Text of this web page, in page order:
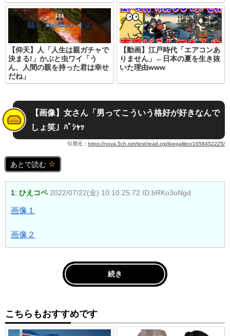
【仰天】人「人生は親ガチャで
決まる!」かぶと虫ワイ「う
ん、人間の親を持った君は幸せ
だね」
【動画】江戸時代「エアコンあ
りません」←日本の夏を生き抜
いた理由www
【画像】女さん「男ってこういう格好が好きなんで
しょ笑」ﾊﾟｼｬｯ
引用元： https://nova.5ch.net/test/read.cgi/livegalileo/1658452225/
あとで読む
1: ひえコペ 2022/07/22(金) 10:10:25.72 ID:bRKo3oNgd
画像１
画像２
続き
こちらもおすすめです